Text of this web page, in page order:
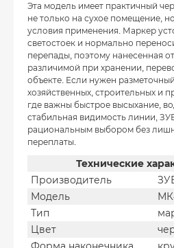
Эта модель имеет практичный
не только на сухое помещение,
условия применения. Маркер
светостоек и нормально
перепады, поэтому нанесенная
различимой при хранении,
объекте. Если нужен
хозяйственных, строительных и
где важны быстрое высыхание,
стабильная видимость линии,
рациональным выбором без
переплаты.
Технические
Производитель
Модель
Тип
Цвет